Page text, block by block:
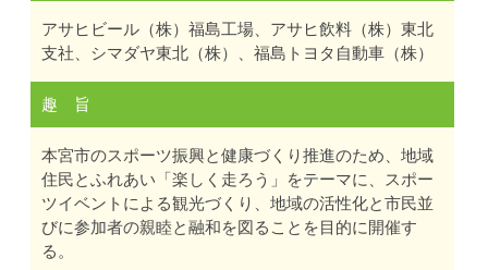
アサヒビール（株）福島工場、アサヒ飲料（株）東北
支社、シマダヤ東北（株）、福島トヨタ自動車（株）
趣 旨
本宮市のスポーツ振興と健康づくり推進のため、地域
住民とふれあい「楽しく走ろう」をテーマに、スポー
ツイベントによる観光づくり、地域の活性化と市民並
びに参加者の親睦と融和を図ることを目的に開催す
る。